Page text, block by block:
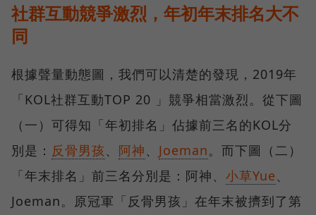
社群互動競爭激烈，年初年末排名大不
同
根據聲量動態圖，我們可以清楚的發現，2019年
「KOL社群互動TOP 20 」競爭相當激烈。從下圖
（一）可得知「年初排名」佔據前三名的KOL分
別是： 反骨男孩 阿神 Joeman。而下圖（二）
「年末排名」前三名分別是：阿神、 小草Yue
Joeman。原冠軍「反骨男孩」在年末被擠到了第